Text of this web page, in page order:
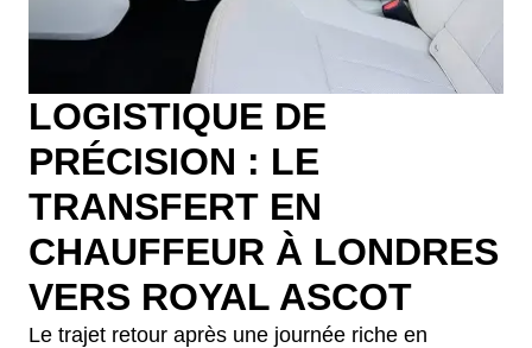
LOGISTIQUE DE
PRÉCISION : LE
TRANSFERT EN
CHAUFFEUR À LONDRES
VERS ROYAL ASCOT
Le trajet retour après une journée riche en